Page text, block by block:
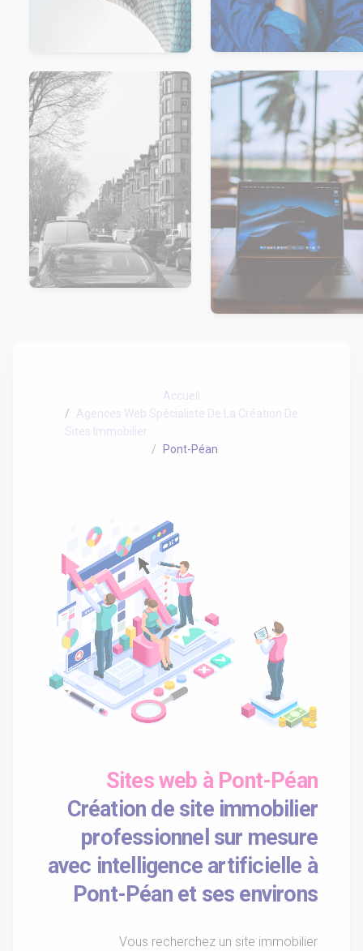
Accueil
Agences Web Spécialiste De La Création De
Sites Immobilier
Pont-Péan
Sites web à Pont-Péan
Création de site immobilier
professionnel sur mesure
avec intelligence artificielle à
Pont-Péan et ses environs
Vous recherchez un site immobilier